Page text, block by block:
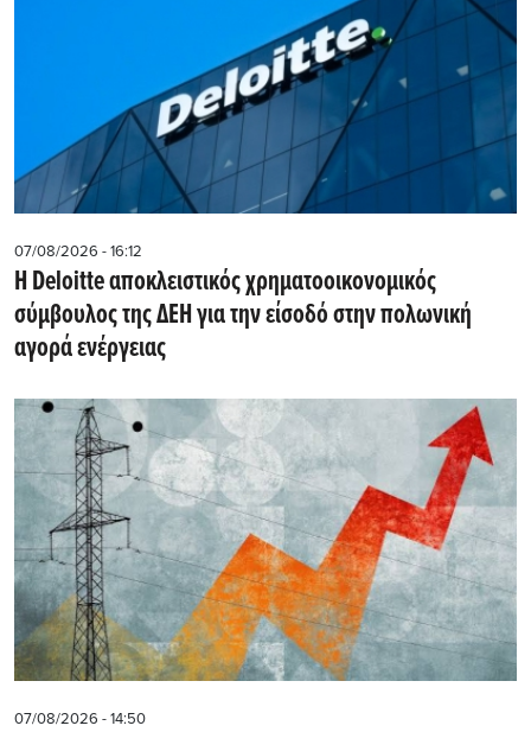
07/08/2026 - 16:12
Η Deloitte αποκλειστικός χρηματοοικονομικός
σύμβουλος της ΔΕΗ για την είσοδό στην πολωνική
αγορά ενέργειας
07/08/2026 - 14:50